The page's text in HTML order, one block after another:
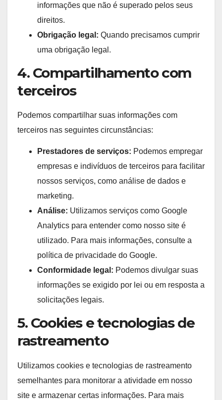
informações que não é superado pelos seus
direitos.
Obrigação legal: Quando precisamos cumprir
uma obrigação legal.
4. Compartilhamento com
terceiros
Podemos compartilhar suas informações com
terceiros nas seguintes circunstâncias:
Prestadores de serviços: Podemos empregar
empresas e indivíduos de terceiros para facilitar
nossos serviços, como análise de dados e
marketing.
Análise: Utilizamos serviços como Google
Analytics para entender como nosso site é
utilizado. Para mais informações, consulte a
política de privacidade do Google.
Conformidade legal: Podemos divulgar suas
informações se exigido por lei ou em resposta a
solicitações legais.
5. Cookies e tecnologias de
rastreamento
Utilizamos cookies e tecnologias de rastreamento
semelhantes para monitorar a atividade em nosso
site e armazenar certas informações. Para mais